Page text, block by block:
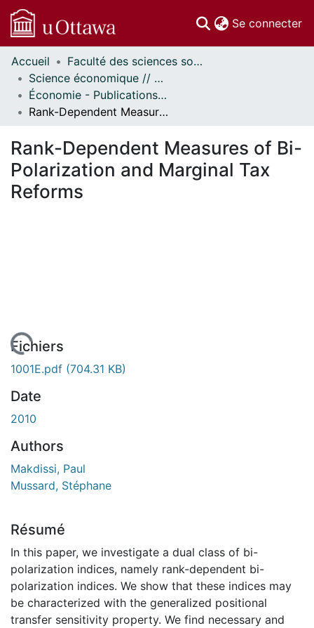
Se connecter
Communautés
et collections
Parcourir
Statistiques
À propos
Accueil
Faculté des sciences sociales // Faculty of Social Sciences
Science économique // Economics
Économie - Publications // Economics - Working Papers
Rank-Dependent Measures of Bi-Polarization and Marginal Tax Reforms
Rank-Dependent Measures of Bi-
Polarization and Marginal Tax
Reforms
En cours de chargement...
Fichiers
1001E.pdf (704.31 KB)
Date
2010
Authors
Makdissi, Paul
Mussard, Stéphane
Résumé
In this paper, we investigate a dual class of bi-
polarization indices, namely rank-dependent bi-
polarization indices. We show that these indices may
be characterized with the generalized positional
transfer sensitivity property. We find necessary and